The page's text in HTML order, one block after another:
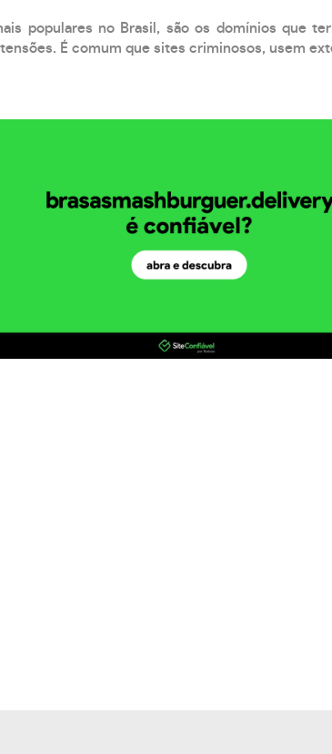
populares no Brasil, são os domínios que
É comum que sites criminosos, usem